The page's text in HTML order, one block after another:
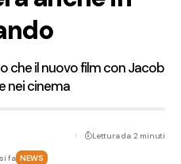
che il nuovo film con Jacob
nei cinema
fa NEWS
Lettura da 2 minuti